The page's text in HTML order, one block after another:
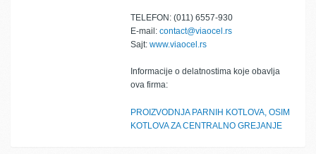
TELEFON: (011) 6557-930
E-mail: contact@viaocel.rs
Sajt: www.viaocel.rs
Informacije o delatnostima koje obavlja
ova firma:
PROIZVODNJA PARNIH KOTLOVA, OSIM
KOTLOVA ZA CENTRALNO GREJANJE